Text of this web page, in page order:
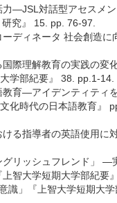
―JSL対話型アセスメ
究』 15. pp. 76-97.
ディネータ 社会創造に
際理解教育の実践の変
学部紀要』 38. pp.1-14.
育―アイデンティティ
化時代の日本語教育』
る指導者の英語使用に
リッシュフレンド」 ―
智大学短期大学部紀要
識」『上智大学短期大学